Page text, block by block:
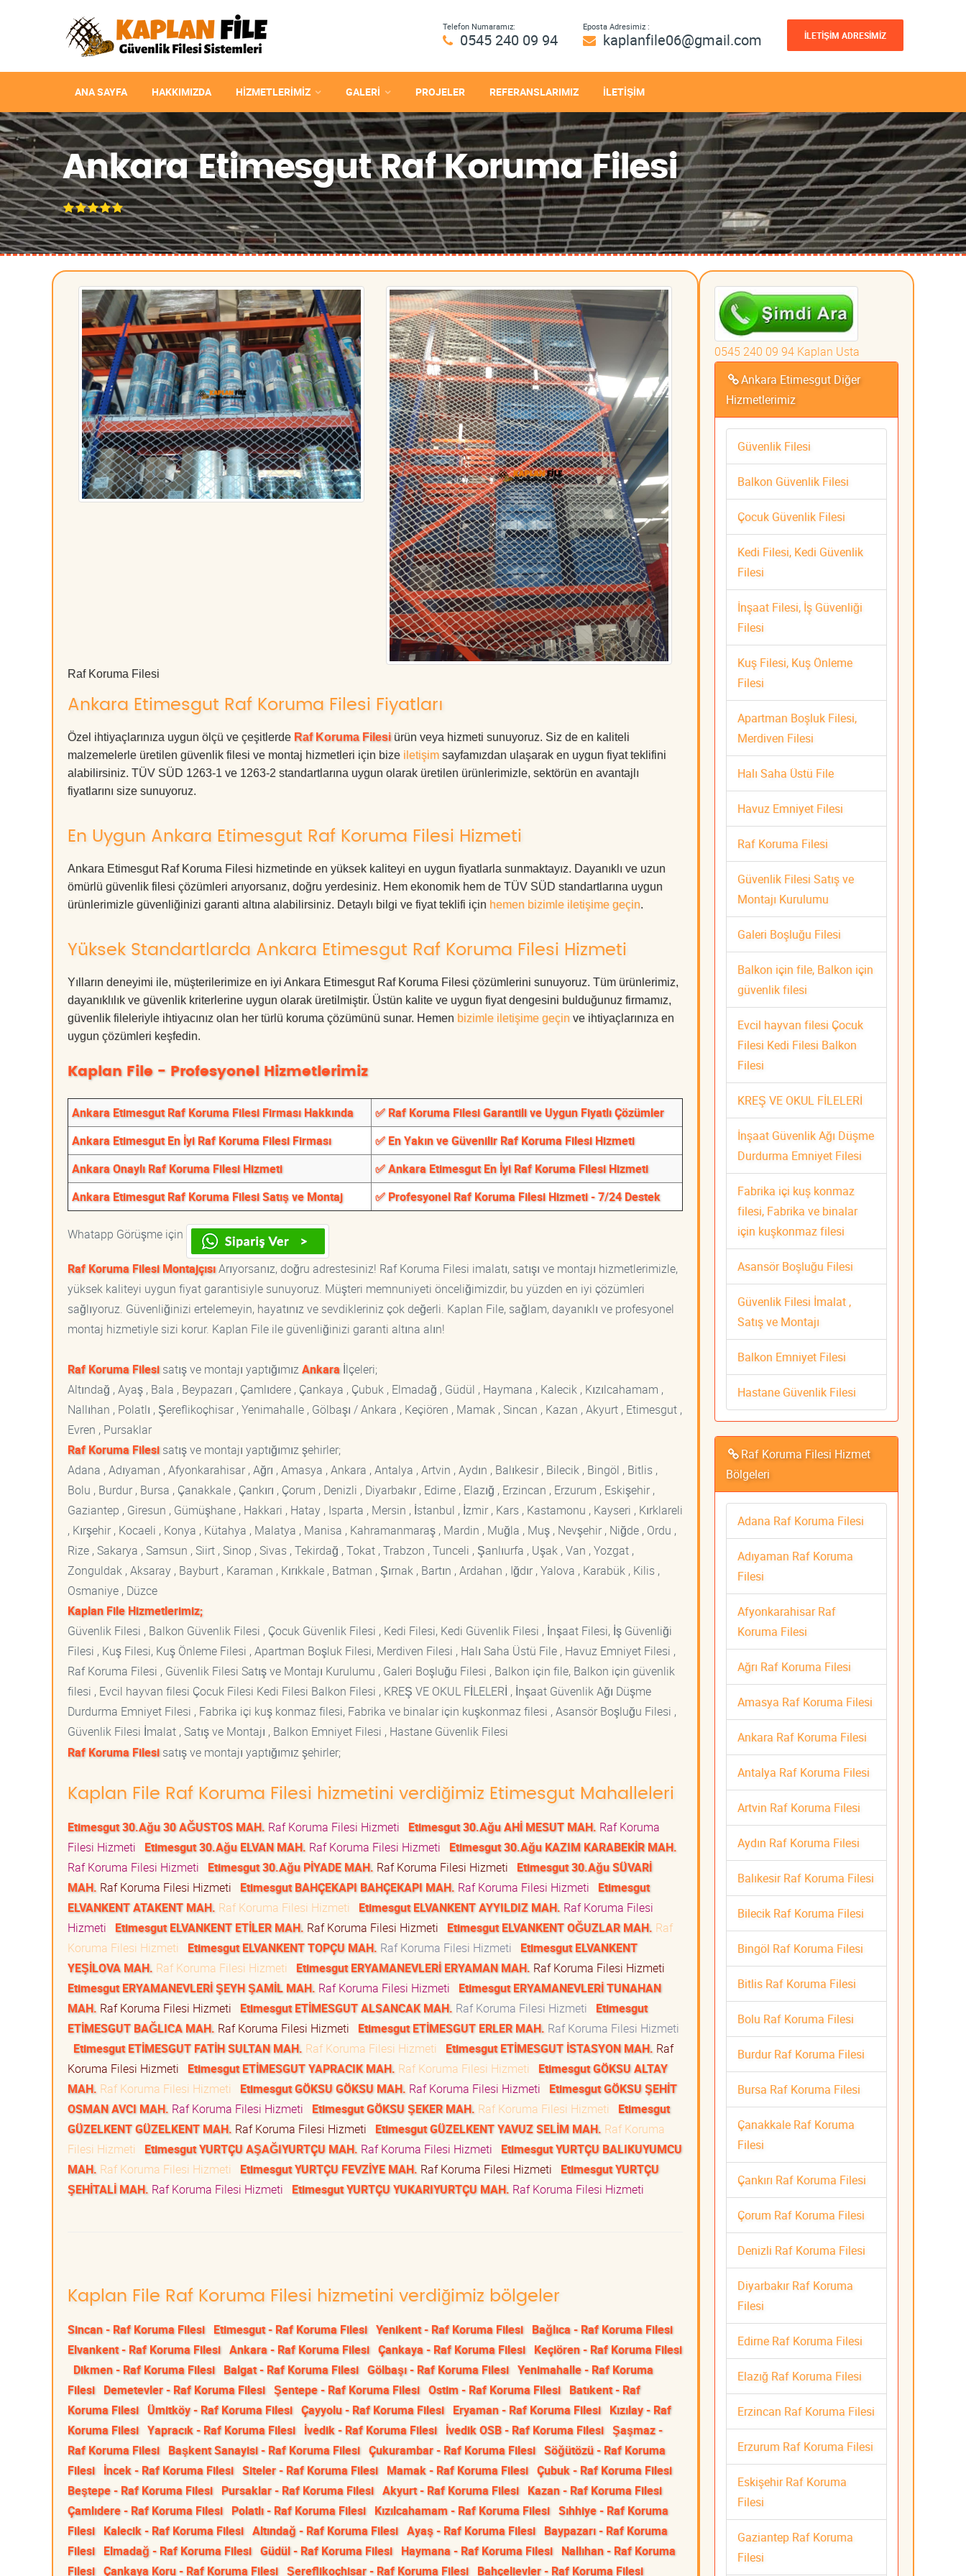
Telefon Numaramız:
0545 240 09 94
Eposta Adresimiz :
kaplanfile06@gmail.com İLETİŞİM ADRESİMİZ
ANA SAYFA HAKKIMIZDA HIZMETLERIMIZ GALERİ PROJELER REFERANSLARIMIZ İLETİŞİM
Ankara Etimesgut Raf Koruma Filesi
Raf Koruma Filesi
Ankara Etimesgut Raf Koruma Filesi Fiyatları
Özel ihtiyaçlarınıza uygun ölçü ve çeşitlerde Raf Koruma Filesi ürün veya hizmeti sunuyoruz. Siz de en kaliteli
malzemelerle üretilen güvenlik filesi ve montaj hizmetleri için bize iletişim sayfamızdan ulaşarak en uygun fiyat teklifini
alabilirsiniz. TÜV SÜD 1263-1 ve 1263-2 standartlarına uygun olarak üretilen ürünlerimizle, sektörün en avantajlı
fiyatlarını size sunuyoruz.
En Uygun Ankara Etimesgut Raf Koruma Filesi Hizmeti
Ankara Etimesgut Raf Koruma Filesi hizmetinde en yüksek kaliteyi en uygun fiyatlarla sunmaktayız. Dayanıklı ve uzun
ömürlü güvenlik filesi çözümleri arıyorsanız, doğru yerdesiniz. Hem ekonomik hem de TÜV SÜD standartlarına uygun
ürünlerimizle güvenliğinizi garanti altına alabilirsiniz. Detaylı bilgi ve fiyat teklifi için hemen bizimle iletişime geçin.
Yüksek Standartlarda Ankara Etimesgut Raf Koruma Filesi Hizmeti
Yılların deneyimi ile, müşterilerimize en iyi Ankara Etimesgut Raf Koruma Filesi çözümlerini sunuyoruz. Tüm ürünlerimiz,
dayanıklılık ve güvenlik kriterlerine uygun olarak üretilmiştir. Üstün kalite ve uygun fiyat dengesini bulduğunuz firmamız,
güvenlik fileleriyle ihtiyacınız olan her türlü koruma çözümünü sunar. Hemen bizimle iletişime geçin ve ihtiyaçlarınıza en
uygun çözümleri keşfedin.
Kaplan File - Profesyonel Hizmetlerimiz
Ankara Etimesgut Raf Koruma Filesi Firması Hakkında
✅ Raf Koruma Filesi Garantili ve Uygun Fiyatlı Çözümler
Ankara Etimesgut En İyi Raf Koruma Filesi Firması
✅ En Yakın ve Güvenilir Raf Koruma Filesi Hizmeti
Ankara Onaylı Raf Koruma Filesi Hizmeti
✅ Ankara Etimesgut En İyi Raf Koruma Filesi Hizmeti
Ankara Etimesgut Raf Koruma Filesi Satış ve Montaj
✅ Profesyonel Raf Koruma Filesi Hizmeti - 7/24 Destek
Whatapp Görüşme için
Raf Koruma Filesi MontajçısıArıyorsanız, doğru adrestesiniz! Raf Koruma Filesi imalatı, satışı ve montajı hizmetlerimizle,
yüksek kaliteyi uygun fiyat garantisiyle sunuyoruz. Müşteri memnuniyeti önceliğimizdir, bu yüzden en iyi çözümleri
sağlıyoruz. Güvenliğinizi ertelemeyin, hayatınız ve sevdikleriniz çok değerli. Kaplan File, sağlam, dayanıklı ve profesyonel
montaj hizmetiyle sizi korur. Kaplan File ile güvenliğinizi garanti altına alın!
Raf Koruma Filesisatış ve montajı yaptığımızAnkara İlçeleri;
Altındağ , Ayaş , Bala , Beypazarı , Çamlıdere , Çankaya , Çubuk , Elmadağ , Güdül , Haymana , Kalecik , Kızılcahamam ,
Nallıhan , Polatlı , Şereflikoçhisar , Yenimahalle , Gölbaşı / Ankara , Keçiören , Mamak , Sincan , Kazan , Akyurt , Etimesgut ,
Evren , Pursaklar
Raf Koruma Filesisatış ve montajı yaptığımız şehirler;
Adana , Adıyaman , Afyonkarahisar , Ağrı , Amasya , Ankara , Antalya , Artvin , Aydın , Balıkesir , Bilecik , Bingöl , Bitlis ,
Bolu , Burdur , Bursa , Çanakkale , Çankırı , Çorum , Denizli , Diyarbakır , Edirne , Elazığ , Erzincan , Erzurum , Eskişehir ,
Gaziantep , Giresun , Gümüşhane , Hakkari , Hatay , Isparta , Mersin , İstanbul , İzmir , Kars , Kastamonu , Kayseri , Kırklareli
, Kırşehir , Kocaeli , Konya , Kütahya , Malatya , Manisa , Kahramanmaraş , Mardin , Muğla , Muş , Nevşehir , Niğde , Ordu ,
Rize , Sakarya , Samsun , Siirt , Sinop , Sivas , Tekirdağ , Tokat , Trabzon , Tunceli , Şanlıurfa , Uşak , Van , Yozgat ,
Zonguldak , Aksaray , Bayburt , Karaman , Kırıkkale , Batman , Şırnak , Bartın , Ardahan , Iğdır , Yalova , Karabük , Kilis ,
Osmaniye , Düzce
Kaplan File Hizmetlerimiz;
Güvenlik Filesi , Balkon Güvenlik Filesi , Çocuk Güvenlik Filesi , Kedi Filesi, Kedi Güvenlik Filesi , İnşaat Filesi, İş Güvenliği
Filesi , Kuş Filesi, Kuş Önleme Filesi , Apartman Boşluk Filesi, Merdiven Filesi , Halı Saha Üstü File , Havuz Emniyet Filesi ,
Raf Koruma Filesi , Güvenlik Filesi Satış ve Montajı Kurulumu , Galeri Boşluğu Filesi , Balkon için file, Balkon için güvenlik
filesi , Evcil hayvan filesi Çocuk Filesi Kedi Filesi Balkon Filesi , KREŞ VE OKUL FİLELERİ , İnşaat Güvenlik Ağı Düşme
Durdurma Emniyet Filesi , Fabrika içi kuş konmaz filesi, Fabrika ve binalar için kuşkonmaz filesi , Asansör Boşluğu Filesi ,
Güvenlik Filesi İmalat , Satış ve Montajı , Balkon Emniyet Filesi , Hastane Güvenlik Filesi
Raf Koruma Filesisatış ve montajı yaptığımız şehirler;
Kaplan File Raf Koruma Filesi hizmetini verdiğimiz Etimesgut Mahalleleri
Etimesgut 30.Ağu 30 AĞUSTOS MAH. Raf Koruma Filesi Hizmeti Etimesgut 30.Ağu AHİ MESUT MAH. Raf Koruma
Filesi Hizmeti
Etimesgut 30.Ağu ELVAN MAH. Raf Koruma Filesi Hizmeti
Etimesgut 30.Ağu KAZIM KARABEKİR MAH.
Raf Koruma Filesi Hizmeti
Etimesgut 30.Ağu PİYADE MAH. Raf Koruma Filesi Hizmeti
Etimesgut 30.Ağu SÜVARİ
MAH. Raf Koruma Filesi Hizmeti Etimesgut BAHÇEKAPI BAHÇEKAPI MAH. Raf Koruma Filesi Hizmeti
Etimesgut
ELVANKENT ATAKENT MAH. Raf Koruma Filesi Hizmeti Etimesgut ELVANKENT AYYILDIZ MAH. Raf Koruma Filesi
Hizmeti
Etimesgut ELVANKENT ETİLER MAH. Raf Koruma Filesi Hizmeti Etimesgut ELVANKENT OĞUZLAR MAH. Raf
Koruma Filesi Hizmeti
Etimesgut ELVANKENT TOPÇU MAH. Raf Koruma Filesi Hizmeti
Etimesgut ELVANKENT
YEŞİLOVA MAH. Raf Koruma Filesi Hizmeti Etimesgut ERYAMANEVLERİ ERYAMAN MAH. Raf Koruma Filesi Hizmeti
Etimesgut ERYAMANEVLERİ ŞEYH ŞAMİL MAH. Raf Koruma Filesi Hizmeti
Etimesgut ERYAMANEVLERİ TUNAHAN
MAH. Raf Koruma Filesi Hizmeti Etimesgut ETİMESGUT ALSANCAK MAH. Raf Koruma Filesi Hizmeti
Etimesgut
ETİMESGUT BAĞLICA MAH. Raf Koruma Filesi Hizmeti Etimesgut ETİMESGUT ERLER MAH. Raf Koruma Filesi Hizmeti
Etimesgut ETİMESGUT FATİH SULTAN MAH. Raf Koruma Filesi Hizmeti Etimesgut ETİMESGUT İSTASYON MAH. Raf
Koruma Filesi Hizmeti
Etimesgut ETİMESGUT YAPRACIK MAH. Raf Koruma Filesi Hizmeti
Etimesgut GÖKSU ALTAY
MAH. Raf Koruma Filesi Hizmeti Etimesgut GÖKSU GÖKSU MAH. Raf Koruma Filesi Hizmeti
Etimesgut GÖKSU ŞEHİT
OSMAN AVCI MAH. Raf Koruma Filesi Hizmeti Etimesgut GÖKSU ŞEKER MAH. Raf Koruma Filesi Hizmeti
Etimesgut
GÜZELKENT GÜZELKENT MAH. Raf Koruma Filesi Hizmeti Etimesgut GÜZELKENT YAVUZ SELİM MAH. Raf Koruma
Filesi Hizmeti
Etimesgut YURTÇU AŞAĞIYURTÇU MAH. Raf Koruma Filesi Hizmeti
Etimesgut YURTÇU BALIKUYUMCU
MAH. Raf Koruma Filesi Hizmeti Etimesgut YURTÇU FEVZİYE MAH. Raf Koruma Filesi Hizmeti
Etimesgut YURTÇU
ŞEHİTALİ MAH. Raf Koruma Filesi Hizmeti Etimesgut YURTÇU YUKARIYURTÇU MAH. Raf Koruma Filesi Hizmeti
Kaplan File Raf Koruma Filesi hizmetini verdiğimiz bölgeler
Sincan - Raf Koruma Filesi Etimesgut - Raf Koruma Filesi Yenikent - Raf Koruma Filesi Bağlıca - Raf Koruma Filesi
Elvankent - Raf Koruma Filesi Ankara - Raf Koruma Filesi Çankaya - Raf Koruma Filesi Keçiören - Raf Koruma Filesi
Dikmen - Raf Koruma Filesi Balgat - Raf Koruma Filesi Gölbaşı - Raf Koruma Filesi Yenimahalle - Raf Koruma
Filesi Demetevler - Raf Koruma Filesi Şentepe - Raf Koruma Filesi Ostim - Raf Koruma Filesi Batıkent - Raf
Koruma Filesi Ümitköy - Raf Koruma Filesi Çayyolu - Raf Koruma Filesi Eryaman - Raf Koruma Filesi Kızılay - Raf
Koruma Filesi Yapracık - Raf Koruma Filesi İvedik - Raf Koruma Filesi İvedik OSB - Raf Koruma Filesi Şaşmaz -
Raf Koruma Filesi Başkent Sanayisi - Raf Koruma Filesi Çukurambar - Raf Koruma Filesi Söğütözü - Raf Koruma
Filesi İncek - Raf Koruma Filesi Siteler - Raf Koruma Filesi Mamak - Raf Koruma Filesi Çubuk - Raf Koruma Filesi
Beştepe - Raf Koruma Filesi Pursaklar - Raf Koruma Filesi Akyurt - Raf Koruma Filesi Kazan - Raf Koruma Filesi
Çamlıdere - Raf Koruma Filesi Polatlı - Raf Koruma Filesi Kızılcahamam - Raf Koruma Filesi Sıhhiye - Raf Koruma
Filesi Kalecik - Raf Koruma Filesi Altındağ - Raf Koruma Filesi Ayaş - Raf Koruma Filesi Baypazarı - Raf Koruma
Filesi Elmadağ - Raf Koruma Filesi Güdül - Raf Koruma Filesi Haymana - Raf Koruma Filesi Nallıhan - Raf Koruma
Filesi Çankaya Koru - Raf Koruma Filesi Şereflikoçhisar - Raf Koruma Filesi Bahçelievler - Raf Koruma Filesi
0545 240 09 94 Kaplan Usta
Ankara Etimesgut Diğer
Hizmetlerimiz
Güvenlik Filesi
Balkon Güvenlik Filesi
Çocuk Güvenlik Filesi
Kedi Filesi, Kedi Güvenlik
Filesi
İnşaat Filesi, İş Güvenliği
Filesi
Kuş Filesi, Kuş Önleme
Filesi
Apartman Boşluk Filesi,
Merdiven Filesi
Halı Saha Üstü File
Havuz Emniyet Filesi
Raf Koruma Filesi
Güvenlik Filesi Satış ve
Montajı Kurulumu
Galeri Boşluğu Filesi
Balkon için file, Balkon için
güvenlik filesi
Evcil hayvan filesi Çocuk
Filesi Kedi Filesi Balkon
Filesi
KREŞ VE OKUL FİLELERİ
İnşaat Güvenlik Ağı Düşme
Durdurma Emniyet Filesi
Fabrika içi kuş konmaz
filesi, Fabrika ve binalar
için kuşkonmaz filesi
Asansör Boşluğu Filesi
Güvenlik Filesi İmalat ,
Satış ve Montajı
Balkon Emniyet Filesi
Hastane Güvenlik Filesi
Raf Koruma Filesi Hizmet
Bölgeleri
Adana Raf Koruma Filesi
Adıyaman Raf Koruma
Filesi
Afyonkarahisar Raf
Koruma Filesi
Ağrı Raf Koruma Filesi
Amasya Raf Koruma Filesi
Ankara Raf Koruma Filesi
Antalya Raf Koruma Filesi
Artvin Raf Koruma Filesi
Aydın Raf Koruma Filesi
Balıkesir Raf Koruma Filesi
Bilecik Raf Koruma Filesi
Bingöl Raf Koruma Filesi
Bitlis Raf Koruma Filesi
Bolu Raf Koruma Filesi
Burdur Raf Koruma Filesi
Bursa Raf Koruma Filesi
Çanakkale Raf Koruma
Filesi
Çankırı Raf Koruma Filesi
Çorum Raf Koruma Filesi
Denizli Raf Koruma Filesi
Diyarbakır Raf Koruma
Filesi
Edirne Raf Koruma Filesi
Elazığ Raf Koruma Filesi
Erzincan Raf Koruma Filesi
Erzurum Raf Koruma Filesi
Eskişehir Raf Koruma
Filesi
Gaziantep Raf Koruma
Filesi